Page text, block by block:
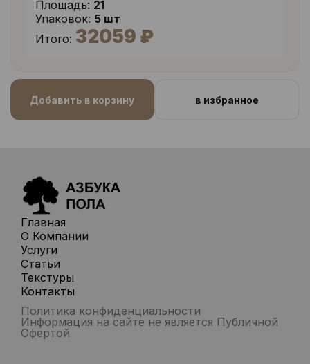
Площадь: 21
Упаковок: 5 шт
Итого: 32059 ₽
Добавить в корзину в избранное
Главная
О Компании
Услуги
Статьи
Текстуры
Контакты
Политика конфиденциальности
Информация на сайте не является Публичной
Офертой